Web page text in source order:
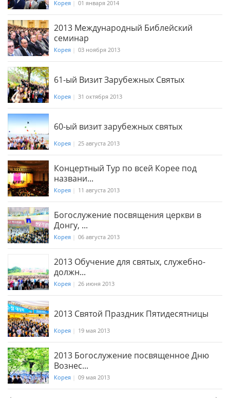
Корея 01 января 2014
2013 Международный Библейский
семинар
Корея 03 ноября 2013
61-ый Визит Зарубежных Святых
Корея 31 октября 2013
60-ый визит зарубежных святых
Корея 25 августа 2013
Концертный Тур по всей Корее под
названи...
Корея 11 августа 2013
Богослужение посвящения церкви в
Донгу, ...
Корея 06 августа 2013
2013 Обучение для святых, служебно-
должн...
Корея 26 июня 2013
2013 Святой Праздник Пятидесятницы
Корея 19 мая 2013
2013 Богослужение посвященное Дню
Вознес...
Корея 09 мая 2013